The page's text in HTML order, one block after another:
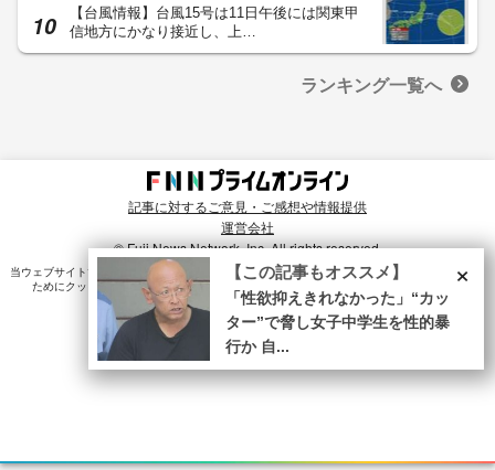
【台風情報】台風15号は11日午後には関東甲
信地方にかなり接近し、上…
ランキング一覧へ
記事に対するご意見・ご感想や情報提供
運営会社
© Fuji News Network, Inc. All rights reserved.
当ウェブサイトでは、ユーザのニーズ・興味・関⼼に合致したコンテンツや広告配信を提供する
ためにクッキーを使⽤しています。詳細は、プライバシーポリシー をご確認ください。×
【この記事もオススメ】
「性欲抑えきれなかった」“カッ
ター”で脅し女子中学生を性的暴
行か 自...